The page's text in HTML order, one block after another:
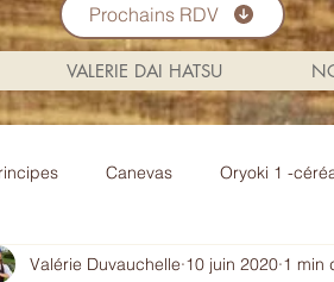
Prochains RDV
VALERIE DAI HATSU
Canevas Oryoki 1 -
composé Oryoki 5 - entrée chic ou
Valérie Duvauchelle 10 juin 2020 1 min